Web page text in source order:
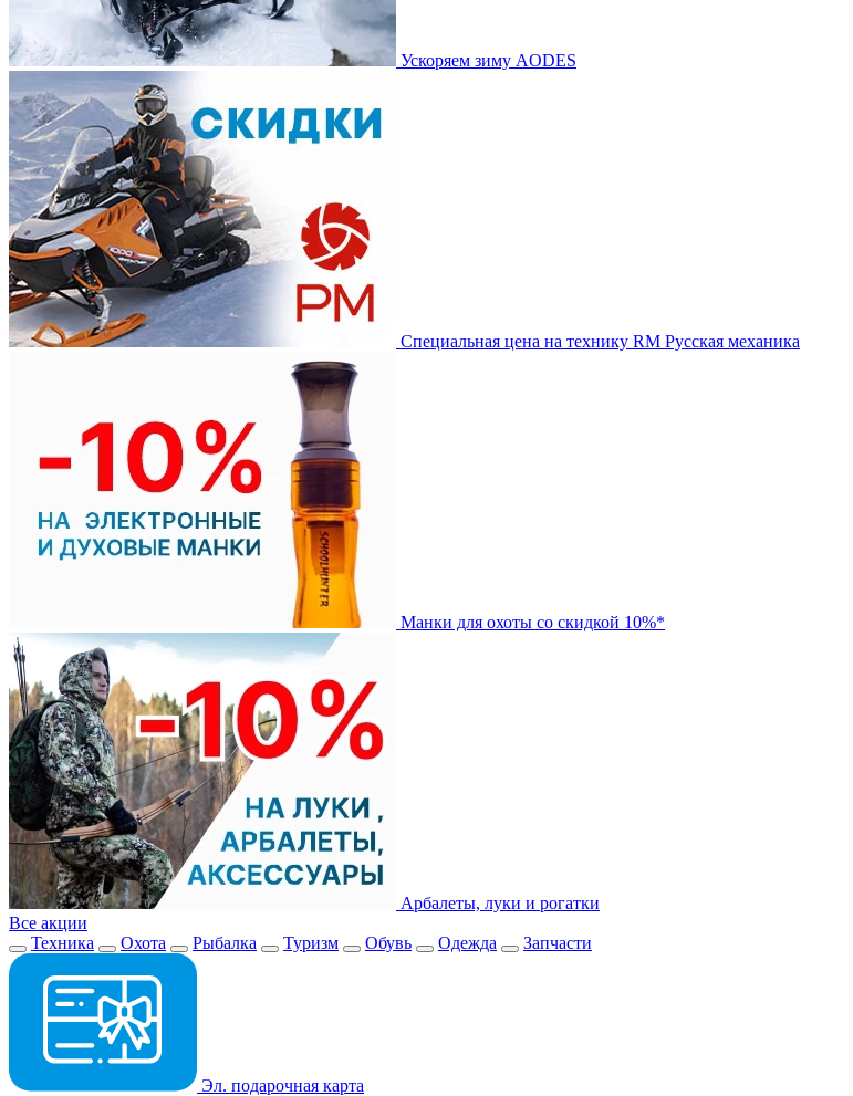
Ускоряем зиму AODES
Специальная цена на технику RM Русская механика
Манки для охоты со скидкой 10%*
Арбалеты, луки и рогатки
Все акции
Техника
Охота Рыбалка Туризм Обувь Одежда Запчасти
Эл. подарочная карта